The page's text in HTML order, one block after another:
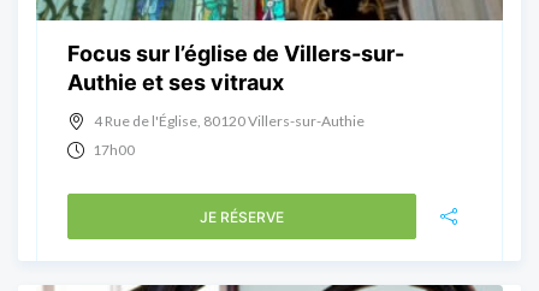
Focus sur l’église de Villers-sur-
Authie et ses vitraux
4 Rue de l'Église, 80120 Villers-sur-Authie
17h00
JE RÉSERVE